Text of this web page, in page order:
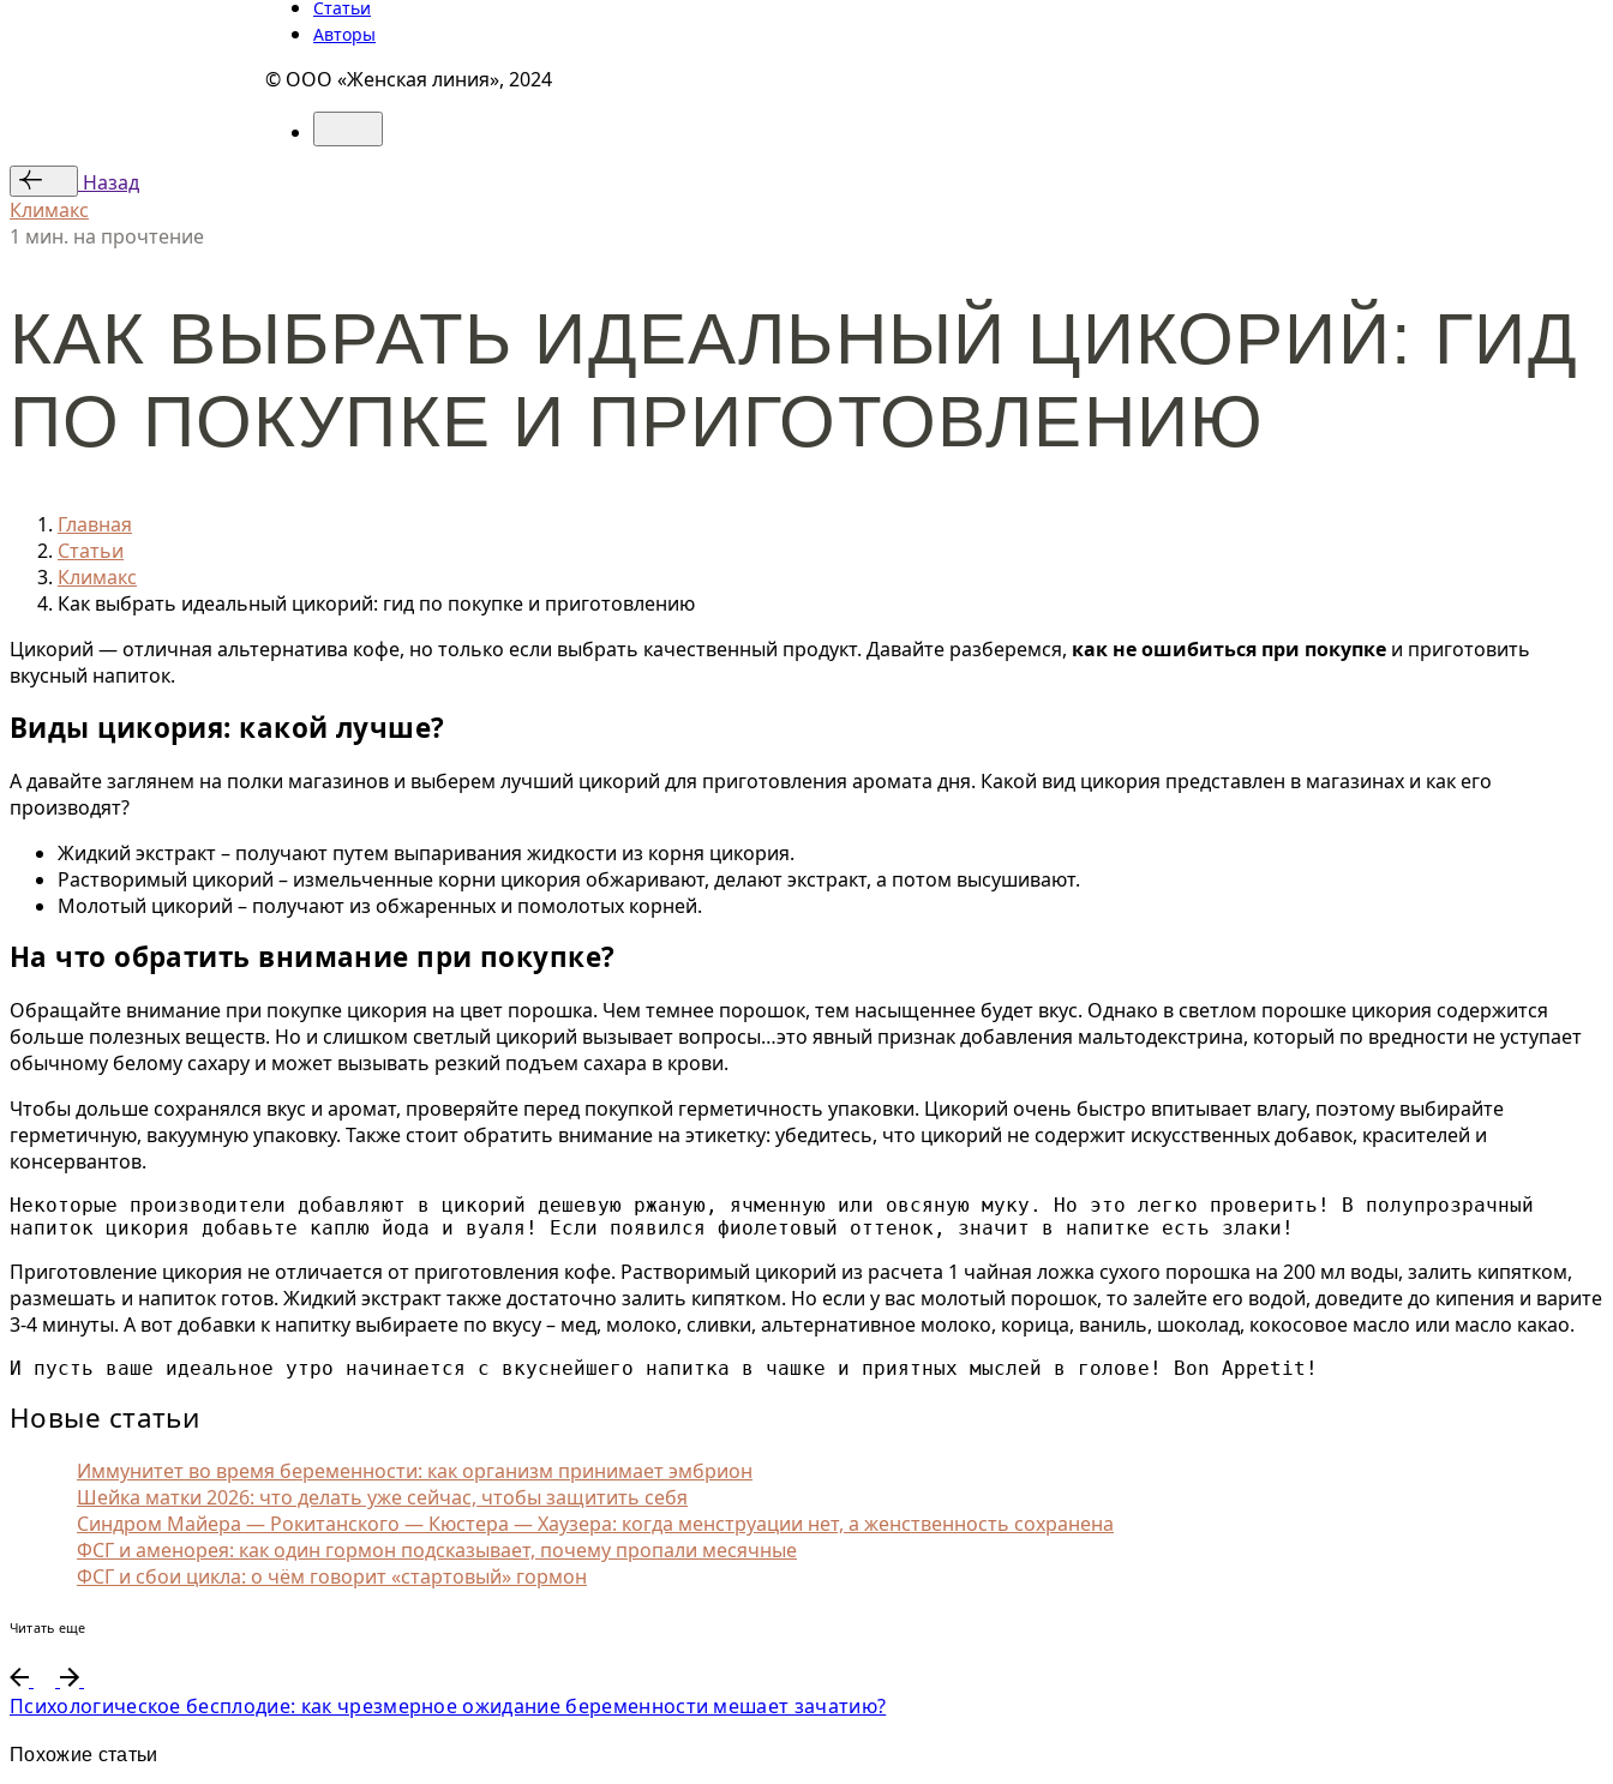
Статьи
Авторы
© ООО «Женская линия», 2024
Назад
Климакс
1 мин. на прочтение
КАК ВЫБРАТЬ ИДЕАЛЬНЫЙ ЦИКОРИЙ: ГИД
ПО ПОКУПКЕ И ПРИГОТОВЛЕНИЮ
Главная
Статьи
Климакс
Как выбрать идеальный цикорий: гид по покупке и приготовлению
Цикорий — отличная альтернатива кофе, но только если выбрать качественный продукт. Давайте разберемся, как не ошибиться при покупке и приготовить
вкусный напиток.
Виды цикория: какой лучше?
А давайте заглянем на полки магазинов и выберем лучший цикорий для приготовления аромата дня. Какой вид цикория представлен в магазинах и как его
производят?
Жидкий экстракт – получают путем выпаривания жидкости из корня цикория.
Растворимый цикорий – измельченные корни цикория обжаривают, делают экстракт, а потом высушивают.
Молотый цикорий – получают из обжаренных и помолотых корней.
На что обратить внимание при покупке?
Обращайте внимание при покупке цикория на цвет порошка. Чем темнее порошок, тем насыщеннее будет вкус. Однако в светлом порошке цикория содержится
больше полезных веществ. Но и слишком светлый цикорий вызывает вопросы…это явный признак добавления мальтодекстрина, который по вредности не уступает
обычному белому сахару и может вызывать резкий подъем сахара в крови.
Чтобы дольше сохранялся вкус и аромат, проверяйте перед покупкой герметичность упаковки. Цикорий очень быстро впитывает влагу, поэтому выбирайте
герметичную, вакуумную упаковку. Также стоит обратить внимание на этикетку: убедитесь, что цикорий не содержит искусственных добавок, красителей и
консервантов.
Некоторые производители добавляют в цикорий дешевую ржаную, ячменную или овсяную муку. Но это легко проверить! В полупрозрачный
напиток цикория добавьте каплю йода и вуаля! Если появился фиолетовый оттенок, значит в напитке есть злаки!
Приготовление цикория не отличается от приготовления кофе. Растворимый цикорий из расчета 1 чайная ложка сухого порошка на 200 мл воды, залить кипятком,
размешать и напиток готов. Жидкий экстракт также достаточно залить кипятком. Но если у вас молотый порошок, то залейте его водой, доведите до кипения и варите
3-4 минуты. А вот добавки к напитку выбираете по вкусу – мед, молоко, сливки, альтернативное молоко, корица, ваниль, шоколад, кокосовое масло или масло какао.
И пусть ваше идеальное утро начинается с вкуснейшего напитка в чашке и приятных мыслей в голове! Bon Appetit!
Новые статьи
Иммунитет во время беременности: как организм принимает эмбрион
Шейка матки 2026: что делать уже сейчас, чтобы защитить себя
Синдром Майера — Рокитанского — Кюстера — Хаузера: когда менструации нет, а женственность сохранена
ФСГ и аменорея: как один гормон подсказывает, почему пропали месячные
ФСГ и сбои цикла: о чём говорит «стартовый» гормон
Читать еще
Психологическое бесплодие: как чрезмерное ожидание беременности мешает зачатию?
Похожие статьи